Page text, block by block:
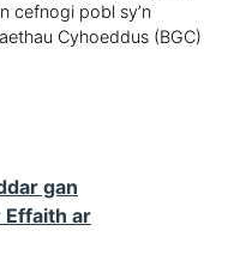
cefnogi pobl sy’n
Cyhoeddus (BGC)
gan
Effaith ar